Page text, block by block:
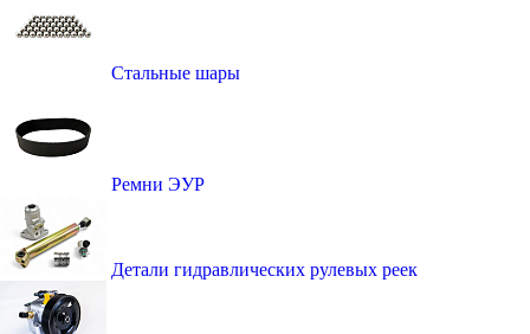
Стальные шары
Ремни ЭУР
Детали гидравлических рулевых реек